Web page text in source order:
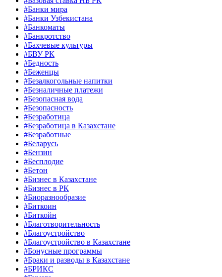
#Банки мира
#Банки Узбекистана
#Банкоматы
#Банкротство
#Бахчевые культуры
#БВУ РК
#Бедность
#Беженцы
#Безалкогольные напитки
#Безналичные платежи
#Безопасная вода
#Безопасность
#Безработица
#Безработица в Казахстане
#Безработные
#Беларусь
#Бензин
#Бесплодие
#Бетон
#Бизнес в Казахстане
#Бизнес в РК
#Биоразнообразие
#Биткоин
#Биткойн
#Благотворительность
#Благоустройство
#Благоустройство в Казахстане
#Бонусные программы
#Браки и разводы в Казахстане
#БРИКС